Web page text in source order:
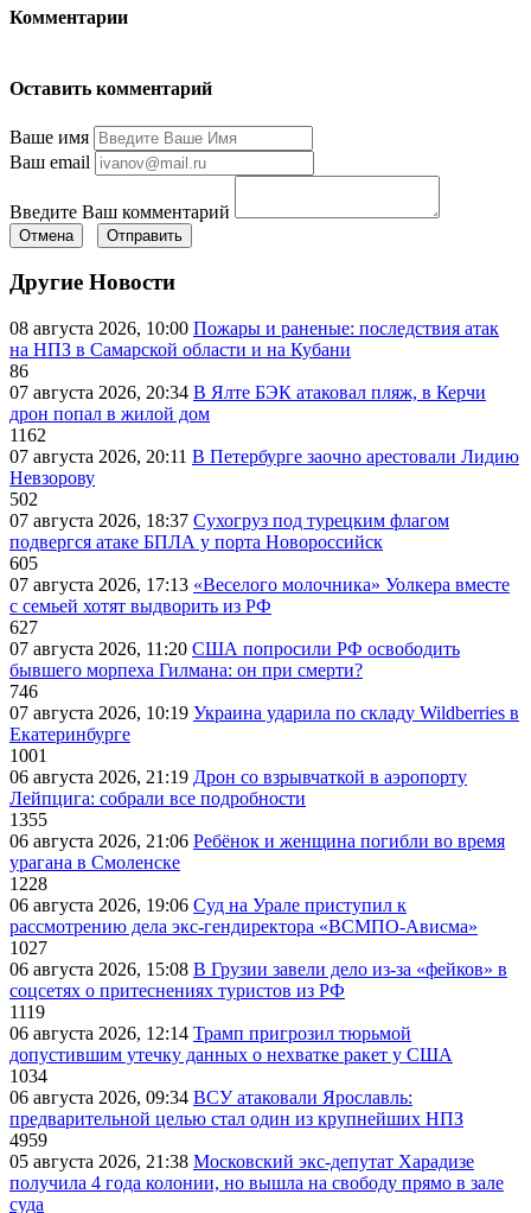
Комментарии
Оставить комментарий
Ваше имя
Ваш email
Введите Ваш комментарий
Отмена Отправить
Другие Новости
08 августа 2026, 10:00 Пожары и раненые: последствия атак
на НПЗ в Самарской области и на Кубани
86
07 августа 2026, 20:34 В Ялте БЭК атаковал пляж, в Керчи
дрон попал в жилой дом
1162
07 августа 2026, 20:11 В Петербурге заочно арестовали Лидию
Невзорову
502
07 августа 2026, 18:37 Сухогруз под турецким флагом
подвергся атаке БПЛА у порта Новороссийск
605
07 августа 2026, 17:13 «Веселого молочника» Уолкера вместе
с семьей хотят выдворить из РФ
627
07 августа 2026, 11:20 США попросили РФ освободить
бывшего морпеха Гилмана: он при смерти?
746
07 августа 2026, 10:19 Украина ударила по складу Wildberries в
Екатеринбурге
1001
06 августа 2026, 21:19 Дрон со взрывчаткой в аэропорту
Лейпцига: собрали все подробности
1355
06 августа 2026, 21:06 Ребёнок и женщина погибли во время
урагана в Смоленске
1228
06 августа 2026, 19:06 Суд на Урале приступил к
рассмотрению дела экс-гендиректора «ВСМПО-Ависма»
1027
06 августа 2026, 15:08 В Грузии завели дело из-за «фейков» в
соцсетях о притеснениях туристов из РФ
1119
06 августа 2026, 12:14 Трамп пригрозил тюрьмой
допустившим утечку данных о нехватке ракет у США
1034
06 августа 2026, 09:34 ВСУ атаковали Ярославль:
предварительной целью стал один из крупнейших НПЗ
4959
05 августа 2026, 21:38 Московский экс-депутат Харадизе
получила 4 года колонии, но вышла на свободу прямо в зале
суда